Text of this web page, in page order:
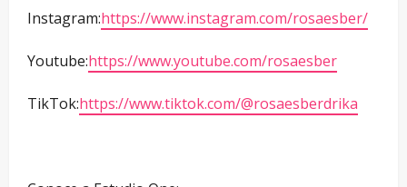
Instagram:https://www.instagram.com/rosaesber/
Youtube:https://www.youtube.com/rosaesber
TikTok:https://www.tiktok.com/@rosaesberdrika